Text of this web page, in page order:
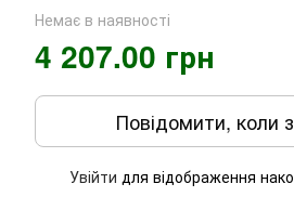
Немає в наявності
4 207.00 грн
Повідомити, коли
Увійти для відображення